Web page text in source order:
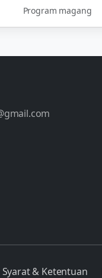
Program magang
Syarat & Ketentuan